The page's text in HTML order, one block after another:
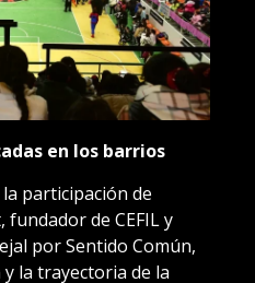
en los barrios
participación de
de CEFIL y
por Sentido Común,
la trayectoria de la